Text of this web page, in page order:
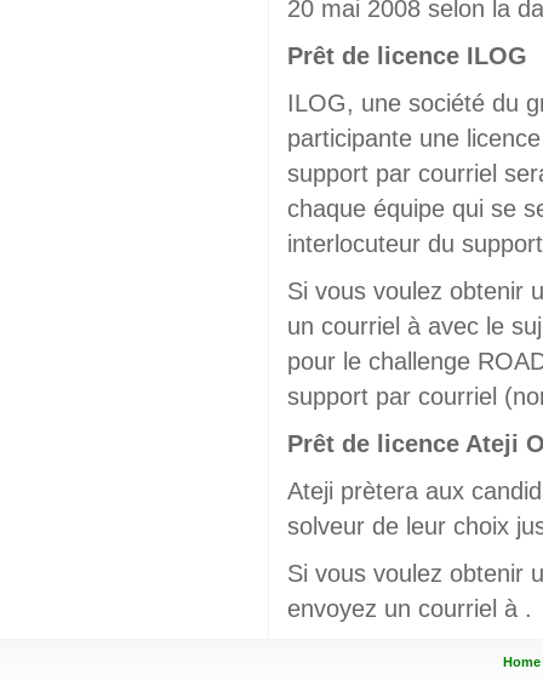
20 mai 2008 selon la
Prêt de licence ILOG
ILOG, une société du
participante une
support par courriel
chaque équipe qui se
interlocuteur du
Si vous voulez obtenir
un courriel à avec le
pour le challenge
support par courriel
Prêt de licence Ateji
Ateji prètera aux
solveur de leur choix
Si vous voulez obtenir
envoyez un courriel à .
Home